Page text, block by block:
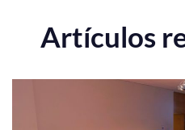
Artículos